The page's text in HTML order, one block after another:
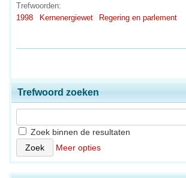
Trefwoorden:
1998
Kernenergiewet Regering en parlement
Trefwoord zoeken
Zoek binnen de resultaten
Meer opties